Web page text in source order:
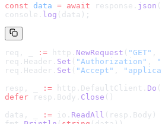
const data = await response. json
console. log (data);
req, _ := http. NewRequest ( "GET" ,
req.Header. Set ( "Authorization" ,
req.Header. Set ( "Accept" ,
resp, _
:= http.DefaultClient. Do
defer resp.Body. Close ()
data, _
:= io. ReadAll (resp.Body)